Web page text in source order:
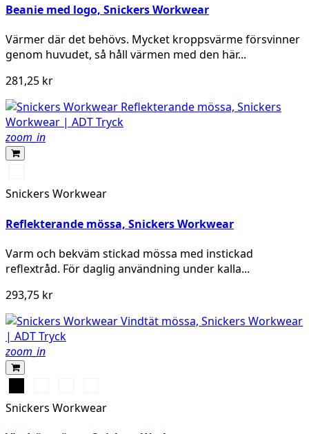
Beanie med logo, Snickers Workwear
Värmer där det behövs. Mycket kroppsvärme försvinner
genom huvudet, så håll värmen med den här...
281,25 kr
zoom_in
melerad
Snickers Workwear
Reflekterande mössa, Snickers Workwear
Varm och bekväm stickad mössa med instickad
reflextråd. För daglig användning under kalla...
293,75 kr
zoom_in
Snickers Workwear